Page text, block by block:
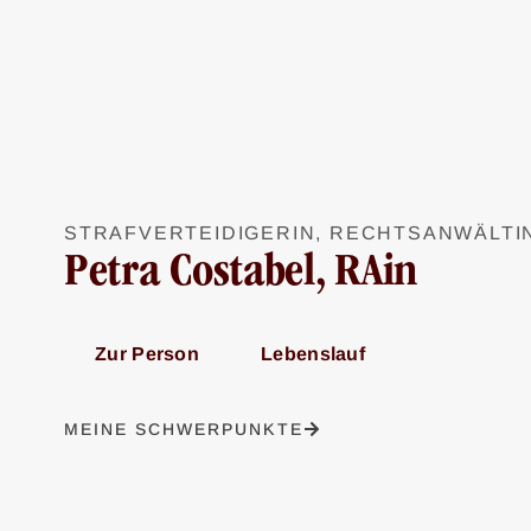
STRAFVERTEIDIGERIN,
Petra Costabel, RAin
Zur Person Lebenslauf
MEINE SCHWERPUNKTE